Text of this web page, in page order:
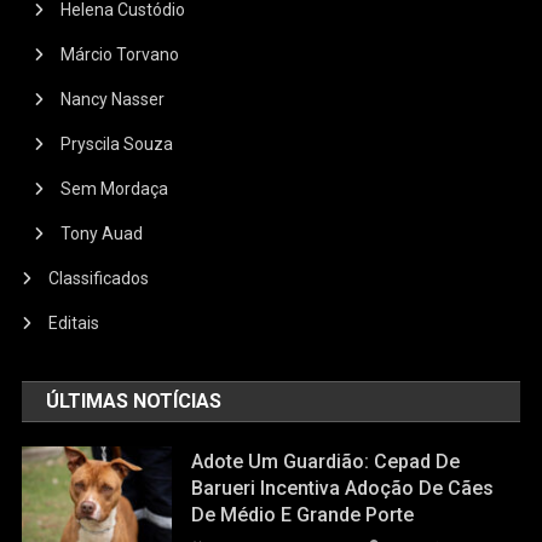
Helena Custódio
Márcio Torvano
Nancy Nasser
Pryscila Souza
Sem Mordaça
Tony Auad
Classificados
Editais
ÚLTIMAS NOTÍCIAS
Adote Um Guardião: Cepad De
Barueri Incentiva Adoção De Cães
De Médio E Grande Porte